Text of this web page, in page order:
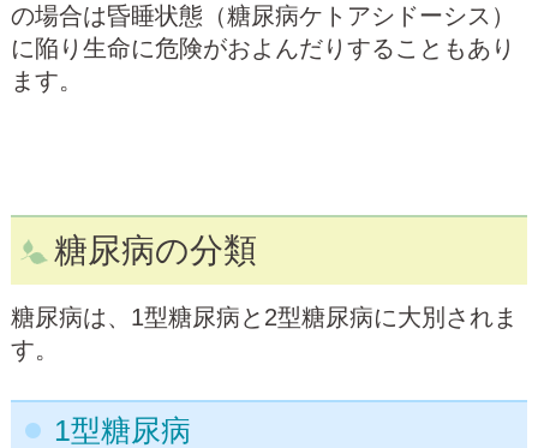
の場合は昏睡状態（糖尿病ケトアシドーシス）
に陥り生命に危険がおよんだりすることもあり
ます。
糖尿病の分類
糖尿病は、1型糖尿病と2型糖尿病に大別されま
す。
1型糖尿病